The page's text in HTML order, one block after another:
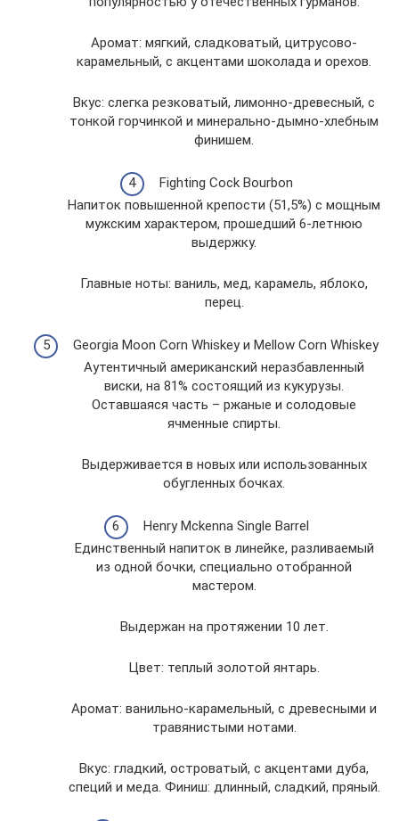
Аромат: мягкий, сладковатый, цитрусово-
карамельный, с акцентами шоколада и орехов.
Вкус: слегка резковатый, лимонно-древесный, с
тонкой горчинкой и минерально-дымно-хлебным
финишем.
Fighting Cock Bourbon
Напиток повышенной крепости (51,5%) с мощным
мужским характером, прошедший 6-летнюю
выдержку.
Главные ноты: ваниль, мед, карамель, яблоко,
перец.
Georgia Moon Corn Whiskey и Mellow Corn Whiskey
Аутентичный американский неразбавленный
виски, на 81% состоящий из кукурузы.
Оставшаяся часть – ржаные и солодовые
ячменные спирты.
Выдерживается в новых или использованных
обугленных бочках.
Henry Mckenna Single Barrel
Единственный напиток в линейке, разливаемый
из одной бочки, специально отобранной
мастером.
Выдержан на протяжении 10 лет.
Цвет: теплый золотой янтарь.
Аромат: ванильно-карамельный, с древесными и
травянистыми нотами.
Вкус: гладкий, островатый, с акцентами дуба,
специй и меда. Финиш: длинный, сладкий, пряный.